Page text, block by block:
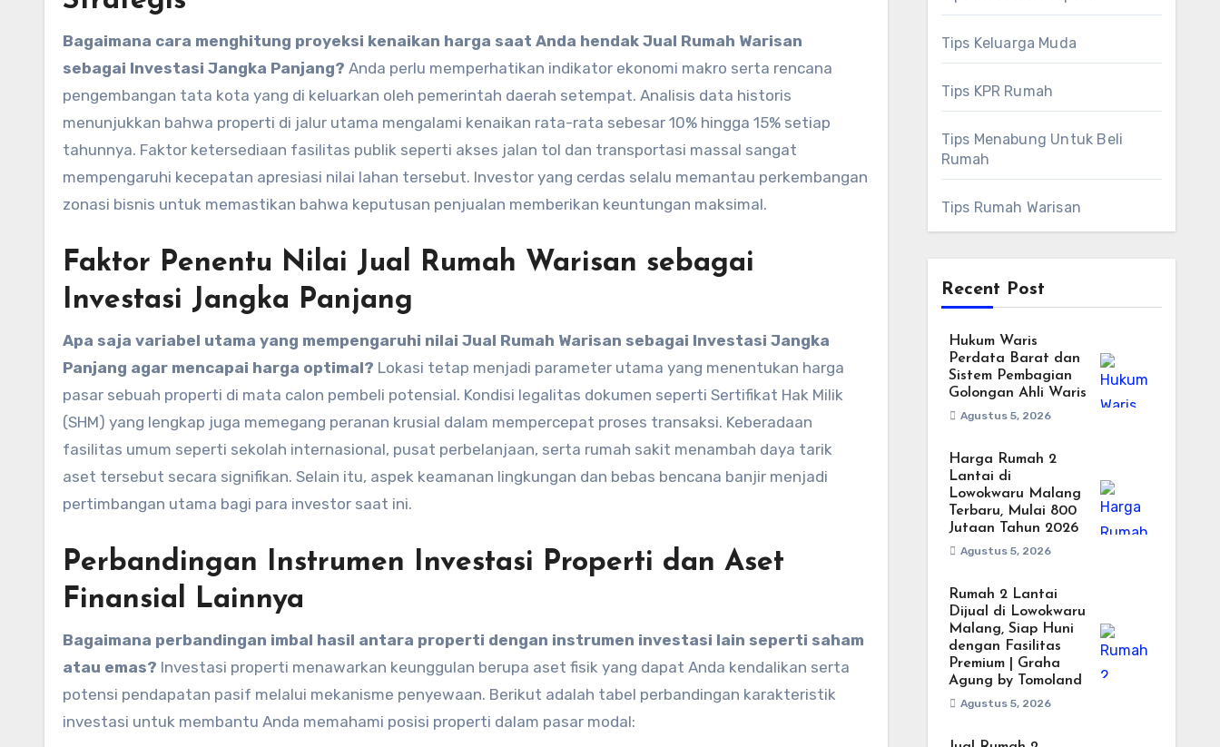
Bagaimana cara menghitung proyeksi kenaikan harga saat Anda hendak Jual Rumah Warisan
sebagai Investasi Jangka Panjang? Anda perlu memperhatikan indikator ekonomi makro serta rencana
pengembangan tata kota yang di keluarkan oleh pemerintah daerah setempat. Analisis data historis
menunjukkan bahwa properti di jalur utama mengalami kenaikan rata-rata sebesar 10% hingga 15% setiap
tahunnya. Faktor ketersediaan fasilitas publik seperti akses jalan tol dan transportasi massal sangat
mempengaruhi kecepatan apresiasi nilai lahan tersebut. Investor yang cerdas selalu memantau perkembangan
zonasi bisnis untuk memastikan bahwa keputusan penjualan memberikan keuntungan maksimal.
Faktor Penentu Nilai Jual Rumah Warisan sebagai
Investasi Jangka Panjang
Apa saja variabel utama yang mempengaruhi nilai Jual Rumah Warisan sebagai Investasi Jangka
Panjang agar mencapai harga optimal? Lokasi tetap menjadi parameter utama yang menentukan harga
pasar sebuah properti di mata calon pembeli potensial. Kondisi legalitas dokumen seperti Sertifikat Hak Milik
(SHM) yang lengkap juga memegang peranan krusial dalam mempercepat proses transaksi. Keberadaan
fasilitas umum seperti sekolah internasional, pusat perbelanjaan, serta rumah sakit menambah daya tarik
aset tersebut secara signifikan. Selain itu, aspek keamanan lingkungan dan bebas bencana banjir menjadi
pertimbangan utama bagi para investor saat ini.
Perbandingan Instrumen Investasi Properti dan Aset
Finansial Lainnya
Bagaimana perbandingan imbal hasil antara properti dengan instrumen investasi lain seperti saham
atau emas? Investasi properti menawarkan keunggulan berupa aset fisik yang dapat Anda kendalikan serta
potensi pendapatan pasif melalui mekanisme penyewaan. Berikut adalah tabel perbandingan karakteristik
investasi untuk membantu Anda memahami posisi properti dalam pasar modal:
Tips Keluarga Muda
Tips KPR Rumah
Tips Menabung Untuk Beli
Rumah
Tips Rumah Warisan
Recent Post
Hukum Waris
Perdata Barat dan
Sistem Pembagian
Golongan Ahli Waris
Agustus 5, 2026
Harga Rumah 2
Lantai di
Lowokwaru Malang
Terbaru, Mulai 800
Jutaan Tahun 2026
Agustus 5, 2026
Rumah 2 Lantai
Dijual di Lowokwaru
Malang, Siap Huni
dengan Fasilitas
Premium | Graha
Agung by Tomoland
Agustus 5, 2026